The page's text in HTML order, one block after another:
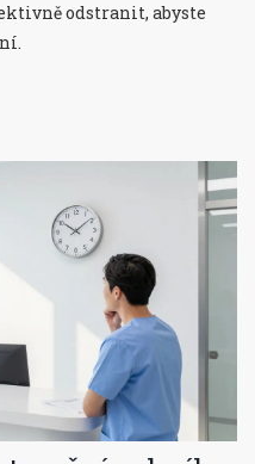
odstranit, abyste